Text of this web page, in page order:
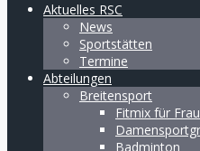
Aktuelles RSC
News
Sportstätten
Termine
Abteilungen
Breitensport
Fitmix für
Badminton